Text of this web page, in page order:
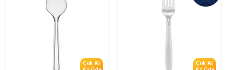
Çok Al
Çok Al